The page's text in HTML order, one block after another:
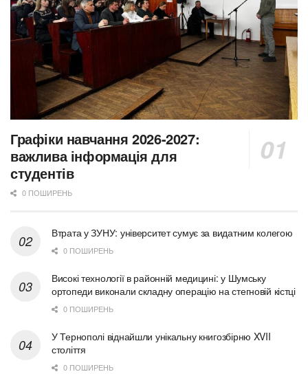
Графіки навчання 2026-2027:
важлива інформація для
студентів
0 ПОШИРЕНЬ
Втрата у ЗУНУ: університет сумує за видатним колегою
0 ПОШИРЕНЬ
Високі технології в районній медицині: у Шумську
ортопеди виконали складну операцію на стегновій кістці
0 ПОШИРЕНЬ
У Тернополі віднайшли унікальну книгозбірню XVII
століття
0 ПОШИРЕНЬ